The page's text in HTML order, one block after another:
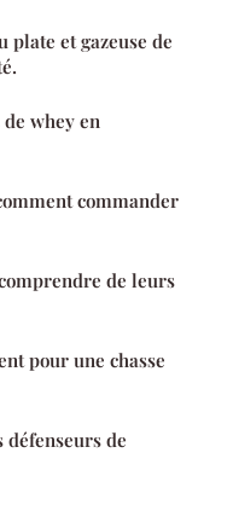
et gazeuse de
whey en
commander
de leurs
pour une chasse
de